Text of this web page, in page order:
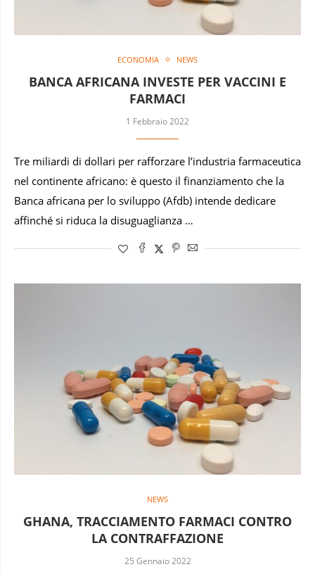
ECONOMIA NEWS
BANCA AFRICANA INVESTE PER VACCINI E
FARMACI
1 Febbraio 2022
Tre miliardi di dollari per rafforzare l’industria farmaceutica
nel continente africano: è questo il finanziamento che la
Banca africana per lo sviluppo (Afdb) intende dedicare
affinché si riduca la disuguaglianza …
NEWS
GHANA, TRACCIAMENTO FARMACI CONTRO
LA CONTRAFFAZIONE
25 Gennaio 2022